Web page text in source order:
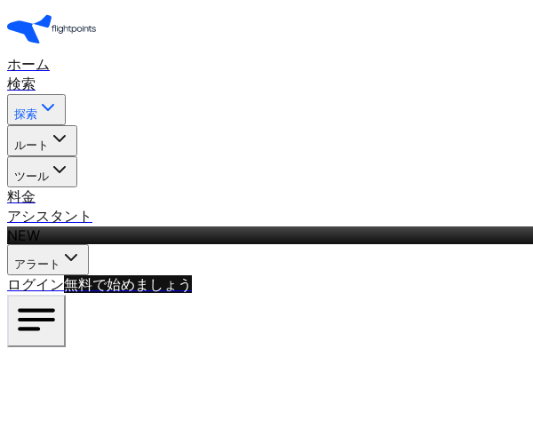
ホーム
検索
探索
ルート
ツール
料金
アシスタント
NEW
アラート
ログイン無料で始めましょう